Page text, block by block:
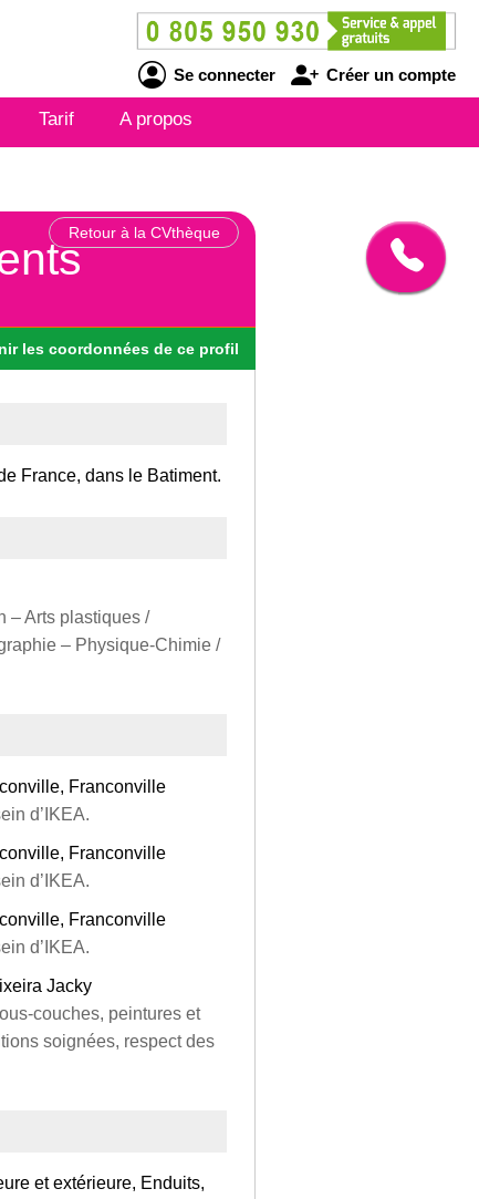
Se connecter Créer un compte
Tarif A propos
Retour à la CVthèque
les coordonnées de ce profil
France, dans le Batiment.
– Arts plastiques /
– Physique‑Chimie /
Franconville
d’IKEA.
Franconville
d’IKEA.
Franconville
d’IKEA.
Jacky
peintures et
soignées, respect des
et extérieure, Enduits,